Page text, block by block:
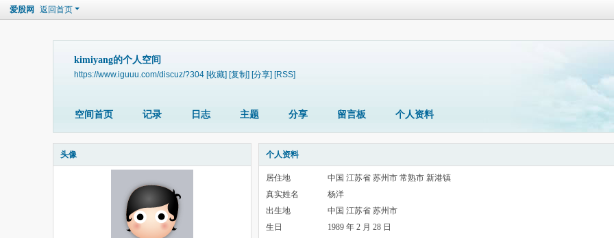
爱股网 返回首页
kimiyang的个人空间
https://www.iguuu.com/discuz/?304 [收藏] [复制] [分享] [RSS]
空间首页 记录 日志 主题 分享 留言板 个人资料
头像 个人资料
居住地
中国 江苏省 苏州市 常熟市 新港镇
真实姓名
杨洋
出生地
中国 江苏省 苏州市
生日
1989 年 2 月 28 日